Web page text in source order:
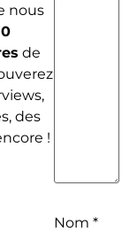
nous
de
des
!
Nom*